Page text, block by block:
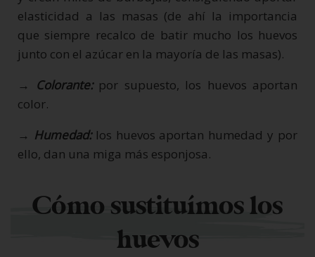
elasticidad a las masas (de ahí la importancia
que siempre recalco de batir mucho los huevos
junto con el azúcar en la mayoría de las masas).
→
Colorante:por supuesto, los huevos aportan
color.
→ Humedad:los huevos aportan humedad y por
ello, dan una miga más esponjosa.
Cómo sustituímos los
huevos